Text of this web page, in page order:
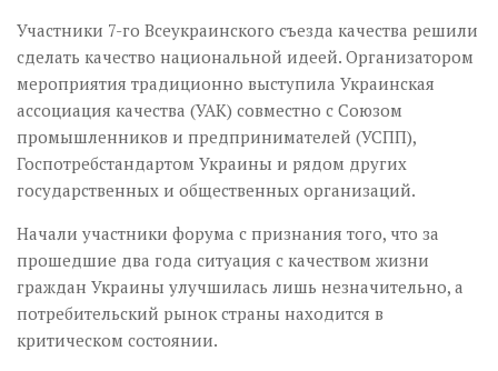
Участники 7-го Всеукраинского съезда качества решили
сделать качество национальной идеей. Организатором
мероприятия традиционно выступила Украинская
ассоциация качества (УАК) совместно с Союзом
промышленников и предпринимателей (УСПП),
Госпотребстандартом Украины и рядом других
государственных и общественных организаций.
Начали участники форума с признания того, что за
прошедшие два года ситуация с качеством жизни
граждан Украины улучшилась лишь незначительно, а
потребительский рынок страны находится в
критическом состоянии.